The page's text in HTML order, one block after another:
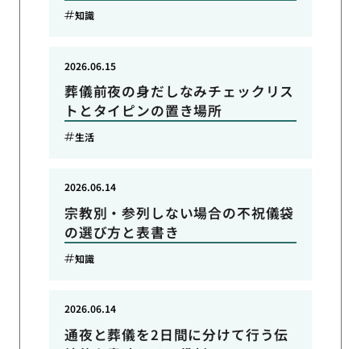
知識
葬儀前夜の身だしなみチェックリス
トとタイピンの置き場所
2026.06.15
生活
宗教別・参列しない場合の不祝儀袋
の選び方と表書き
2026.06.14
知識
通夜と葬儀を2日間に分けて行う伝
2026.06.14